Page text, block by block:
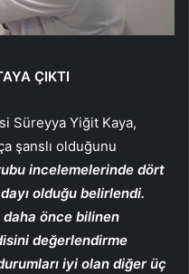
ÇIKTI
Süreyya Yiğit Kaya,
şanslı olduğunu
incelemelerinde dört
olduğu belirlendi.
önce bilinen
değerlendirme
iyi olan diğer üç